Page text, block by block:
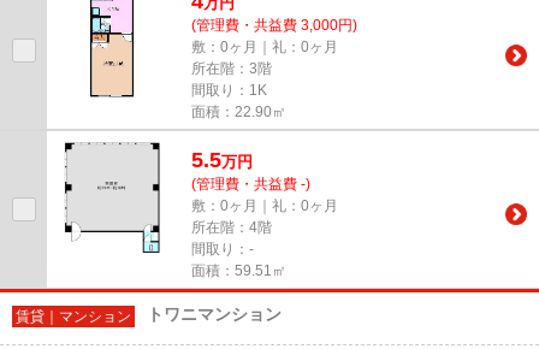
(管理費・共益費 3,000円)
敷：0ヶ月｜礼：0ヶ月
所在階：3階
間取り：1K
面積：22.90㎡
5.5万円
(管理費・共益費 -)
敷：0ヶ月｜礼：0ヶ月
所在階：4階
間取り：-
面積：59.51㎡
賃貸｜マンション トワニマンション